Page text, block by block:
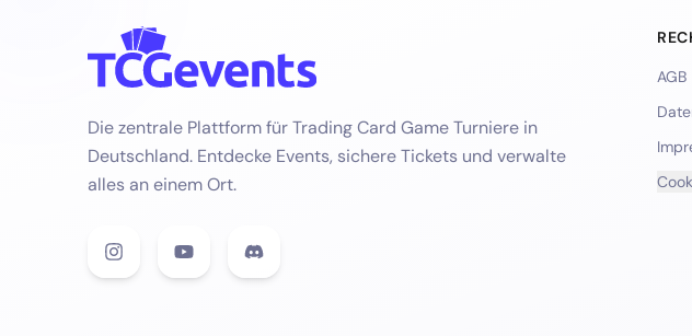
Die zentrale Plattform für Trading Card Game Turniere in
Deutschland. Entdecke Events, sichere Tickets und verwalte
alles an einem Ort.
AGB